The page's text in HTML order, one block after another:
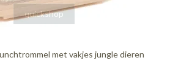
quickshop
met vakjes jungle dieren